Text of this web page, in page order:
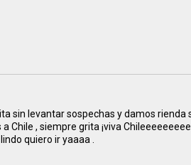
sin levantar sospechas y damos rienda
Chile , siempre grita ¡viva
quiero ir yaaaa .